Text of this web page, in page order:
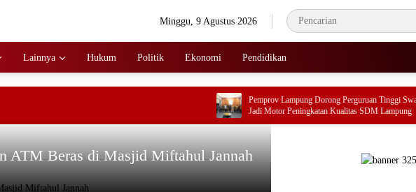
Minggu, 9 Agustus 2026
Lainnya Hukum Politik Ekonomi Pendidikan
Pemprov Lampung Dorong Perguruan Tinggi Swasta
Jadi Motor Peningkatan Kualitas SDM Lampung
ATM Beras di Masjid Miftahul Jannah